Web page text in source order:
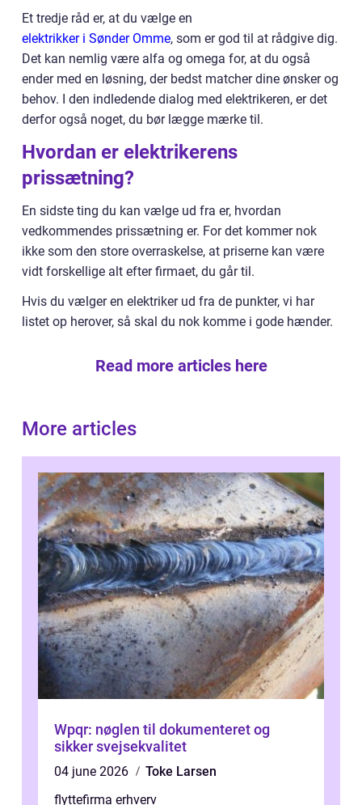
Et tredje råd er, at du vælge en
elektrikker i Sønder Omme, som er god til at rådgive dig.
Det kan nemlig være alfa og omega for, at du også
ender med en løsning, der bedst matcher dine ønsker og
behov. I den indledende dialog med elektrikeren, er det
derfor også noget, du bør lægge mærke til.
Hvordan er elektrikerens
prissætning?
En sidste ting du kan vælge ud fra er, hvordan
vedkommendes prissætning er. For det kommer nok
ikke som den store overraskelse, at priserne kan være
vidt forskellige alt efter firmaet, du går til.
Hvis du vælger en elektriker ud fra de punkter, vi har
listet op herover, så skal du nok komme i gode hænder.
Read more articles here
More articles
Wpqr: nøglen til dokumenteret og
sikker svejsekvalitet
04 june 2026
Toke Larsen
flyttefirma erhverv